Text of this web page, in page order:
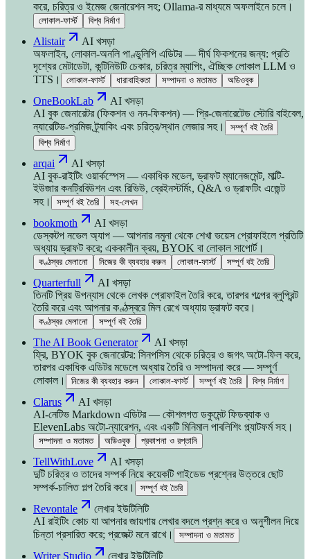
করে, চরিত্র ও ইমেজ জেনারেশন সহ; Ollama-র মাধ্যমে অফলাইনে চলে।
লোকাল-ফার্স্ট বিশ্ব নির্মাণ
Alistair
AI খসড়া
অফলাইন, লোকাল-অনলি পাণ্ডুলিপি এডিটর — দীর্ঘ ফিকশনের জন্য: প্রতি
দৃশ্যের মেটাডেটা, কন্টিনিউটি চেকার, চরিত্র ম্যাপিং, ঐচ্ছিক লোকাল LLM ও
TTS।
লোকাল-ফার্স্ট ধারাবাহিকতা সম্পাদনা ও মতামত অডিওবুক
OneBookLab
AI খসড়া
AI বুক জেনারেটর (ফিকশন ও নন-ফিকশন) — প্রি-জেনারেটেড স্টোরি বাইবেল,
ন্যারেটিভ-প্রমিজ ট্র্যাকিং এবং চরিত্র/স্থান লেজার সহ।
সম্পূর্ণ বই তৈরি
বিশ্ব নির্মাণ
arqai
AI খসড়া
AI বুক-রাইটিং ওয়ার্কস্পেস — একাধিক মডেল, ড্রাফট ম্যানেজমেন্ট, মাল্টি-
ইউজার কনট্রিবিউশন এবং রিভিউ, ব্রেইনস্টর্মিং, Q&A ও ড্রাফটিং এজেন্ট
সহ।
সম্পূর্ণ বই তৈরি সহ-লেখন
bookmoth
AI খসড়া
ডেস্কটপ নভেল অ্যাপ — আপনার নমুনা থেকে শেখা ভয়েস প্রোফাইলে প্রতিটি
অধ্যায় ড্রাফট করে; এককালীন ক্রয়, BYOK বা লোকাল সাপোর্ট।
কণ্ঠস্বর মেলানো নিজের কী ব্যবহার করুন লোকাল-ফার্স্ট সম্পূর্ণ বই তৈরি
Quarterfull
AI খসড়া
তিনটি প্রিয় উপন্যাস থেকে লেখক প্রোফাইল তৈরি করে, তারপর গল্পের ব্লুপ্রিন্ট
তৈরি করে এবং আপনার কণ্ঠস্বরে মিল রেখে অধ্যায় ড্রাফট করে।
কণ্ঠস্বর মেলানো সম্পূর্ণ বই তৈরি
The AI Book Generator
AI খসড়া
ফ্রি, BYOK বুক জেনারেটর: সিনপসিস থেকে চরিত্র ও জগৎ অটো-ফিল করে,
তারপর একাধিক এডিটর মডেলে অধ্যায় তৈরি ও সম্পাদনা করে — সম্পূর্ণ
লোকাল।
নিজের কী ব্যবহার করুন লোকাল-ফার্স্ট সম্পূর্ণ বই তৈরি বিশ্ব নির্মাণ
Clarus
AI খসড়া
AI-নেটিভ Markdown এডিটর — কৌশলগত ডকুমেন্ট ফিডব্যাক ও
ElevenLabs অটো-ন্যারেশন, এবং একটি মিনিমাল পাবলিশিং প্ল্যাটফর্ম সহ।
সম্পাদনা ও মতামত অডিওবুক প্রকাশনা ও রপ্তানি
TellWithLove
AI খসড়া
দুটি চরিত্র ও তাদের সম্পর্ক নিয়ে কয়েকটি গাইডেড প্রশ্নের উত্তরে ছোট
সম্পর্ক-চালিত গল্প তৈরি করে।
সম্পূর্ণ বই তৈরি
Revontale
লেখার ইউটিলিটি
AI রাইটিং কোচ যা আপনার জায়গায় লেখার বদলে প্রশ্ন করে ও অনুশীলন দিয়ে
চিন্তা প্রসারিত করে; প্রজেক্ট মনে রাখে।
সম্পাদনা ও মতামত
Writer Studio
লেখার ইউটিলিটি